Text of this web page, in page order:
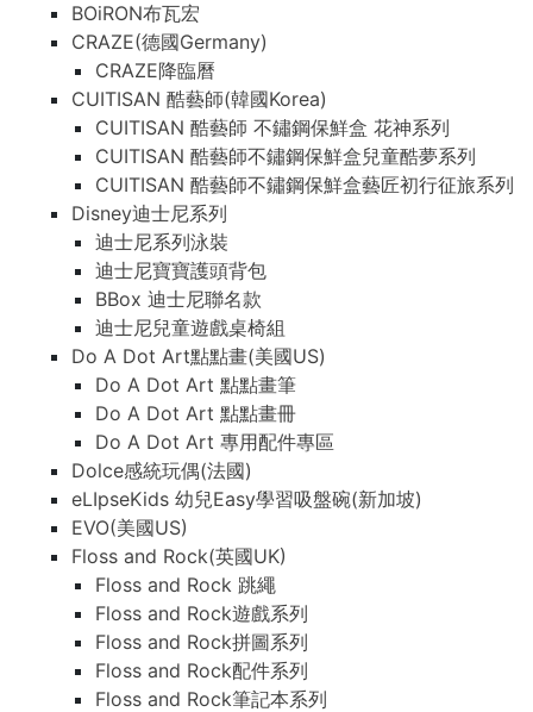
BOiRON布瓦宏
CRAZE(德國Germany)
CRAZE降臨曆
CUITISAN 酷藝師(韓國Korea)
CUITISAN 酷藝師 不鏽鋼保鮮盒 花神系列
CUITISAN 酷藝師不鏽鋼保鮮盒兒童酷夢系列
CUITISAN 酷藝師不鏽鋼保鮮盒藝匠初行征旅系列
Disney迪士尼系列
迪士尼系列泳裝
迪士尼寶寶護頭背包
BBox 迪士尼聯名款
迪士尼兒童遊戲桌椅組
Do A Dot Art點點畫(美國US)
Do A Dot Art 點點畫筆
Do A Dot Art 點點畫冊
Do A Dot Art 專用配件專區
Dolce感統玩偶(法國)
eLIpseKids 幼兒Easy學習吸盤碗(新加坡)
EVO(美國US)
Floss and Rock(英國UK)
Floss and Rock 跳繩
Floss and Rock遊戲系列
Floss and Rock拼圖系列
Floss and Rock配件系列
Floss and Rock筆記本系列